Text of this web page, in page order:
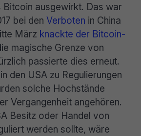
Bitcoin ausgewirkt. Das war
bei den Verboten in China
März knackte der Bitcoin-
magische Grenze von
passierte dies erneut.
den USA zu Regulierungen
solche Hochstände
Vergangenheit angehören.
Besitz oder Handel von
werden sollte, wäre